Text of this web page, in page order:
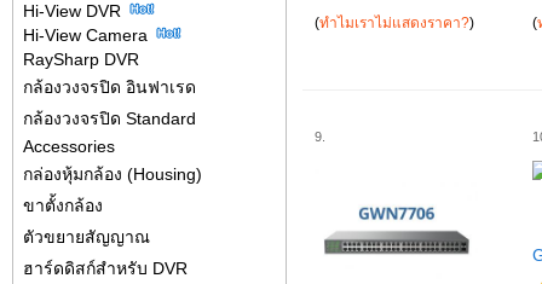
(ทำไมเราไม่แสดงราคา?) (
9.
Hi-View DVR
Hi-View Camera
RaySharp DVR
กล้องวงจรปิด อินฟาเรด
กล้องวงจรปิด Standard
Accessories
กล่องหุ้มกล้อง (Housing)
ขาตั้งกล้อง
ตัวขยายสัญญาณ
ฮาร์ดดิสก์สำหรับ DVR